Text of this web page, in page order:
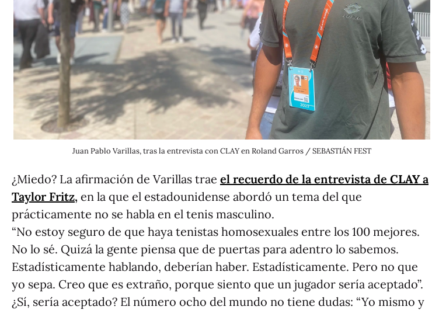
Juan Pablo Varillas, tras la entrevista con CLAY en Roland Garros / SEBASTIÁN FEST
¿Miedo? La afirmación de Varillas trae el recuerdo de la entrevista de CLAYa
Taylor Fritz, en la que el estadounidense abordó un tema del que
prácticamente no se habla en el tenis masculino.
“No estoy seguro de que haya tenistas homosexuales entre los 100 mejores.
No lo sé. Quizá la gente piensa que de puertas para adentro lo sabemos.
Estadísticamente hablando, deberían haber. Estadísticamente. Pero no que
yo sepa. Creo que es extraño, porque siento que un jugador sería aceptado”.
¿Sí, sería aceptado? El número ocho del mundo no tiene dudas: “Yo mismo y